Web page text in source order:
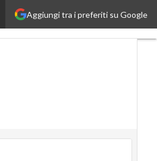
Aggiungi tra i preferiti su Google